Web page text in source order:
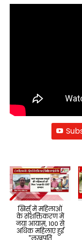
खिर्सु में महिलाओं
के सशक्तिकरण में
नया आयाम, 100 से
अधिक महिलाएं हुई